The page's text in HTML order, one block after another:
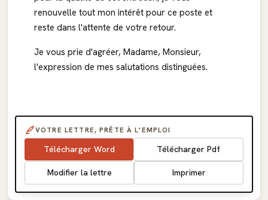
renouvelle tout mon intérêt pour ce poste et
reste dans l'attente de votre retour.
Je vous prie d'agréer, Madame, Monsieur,
l'expression de mes salutations distinguées.
VOTRE LETTRE, PRÊTE À L'EMPLOI
Télécharger Word Télécharger Pdf
Modifier la lettre Imprimer